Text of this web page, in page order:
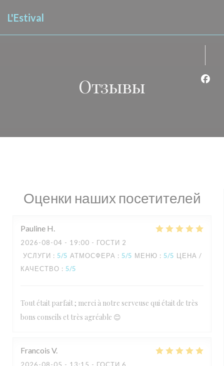
L'Estival
Отзывы
Оценки наших посетителей
Pauline H
2026-08-04 - 19:00 - ГОСТИ 2
УСЛУГИ : 5/5 АТМОСФЕРА : 5/5 МЕНЮ : 5/5 ЦЕНА /
КАЧЕСТВО : 5/5
Tout était parfait ; merci à notre serveuse qui était de très
bons conseils et très agréable 😊
Francois V